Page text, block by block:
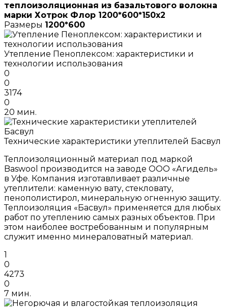
теплоизоляционная из базальтового волокна
марки Хотрок Флор 1200*600*150х2
Размеры 1200*600
Утепление Пеноплексом: характеристики и
технологии использования
0
0
3174
0
20 мин.
Технические характеристики утеплителей Басвул
Теплоизоляционный материал под маркой
Baswool производится на заводе ООО «Агидель»
в Уфе. Компания изготавливает различные
утеплители: каменную вату, стекловату,
пенополистирол, минеральную огненную защиту.
Теплоизоляция «Басвул» применяется для любых
работ по утеплению самых разных объектов. При
этом наиболее востребованным и популярным
служит именно минераловатный материал.
1
0
4273
0
7 мин.